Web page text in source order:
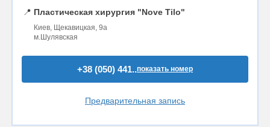
📍 Пластическая хирургия "Nove Tilo"
Киев, Щекавицкая, 9а
м.Шулявская
+38 (050) 441..показать номер
Предварительная запись